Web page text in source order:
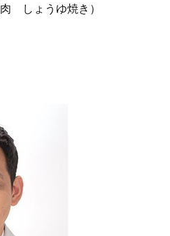
しょうゆ焼き）